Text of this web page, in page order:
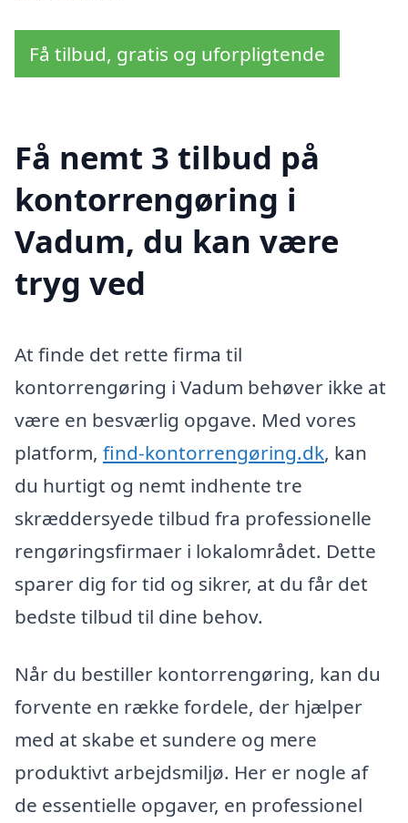
Få tilbud, gratis og uforpligtende
Få nemt 3 tilbud på
kontorrengøring i
Vadum, du kan være
tryg ved
At finde det rette firma til
kontorrengøring i Vadum behøver ikke at
være en besværlig opgave. Med vores
platform, find-kontorrengøring.dk, kan
du hurtigt og nemt indhente tre
skræddersyede tilbud fra professionelle
rengøringsfirmaer i lokalområdet. Dette
sparer dig for tid og sikrer, at du får det
bedste tilbud til dine behov.
Når du bestiller kontorrengøring, kan du
forvente en række fordele, der hjælper
med at skabe et sundere og mere
produktivt arbejdsmiljø. Her er nogle af
de essentielle opgaver, en professionel